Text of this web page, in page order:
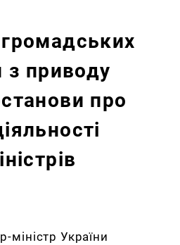
з приводу
про
міністр України